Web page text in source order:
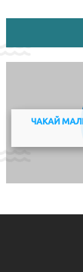
Адрес:3 - 5
Телефон:
ЧАКАЙ